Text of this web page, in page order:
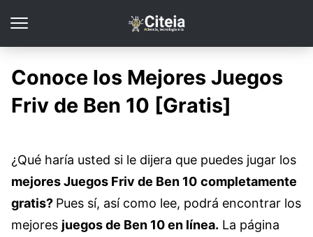
Conoce los Mejores Juegos
Friv de Ben 10 [Gratis]
¿Qué haría usted si le dijera que puedes jugar los
mejores Juegos Friv de Ben 10 completamente
gratis? Pues sí, así como lee, podrá encontrar los
mejores juegos de Ben 10 en línea. La página